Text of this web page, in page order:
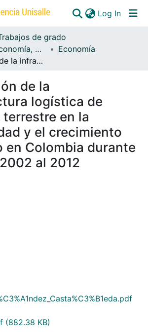
Log In
de grado
Facultad de Economía, Empresa y Desarrollo Sostenible - FEEDS
Economía
Participación de la infraestructura logística de transporte terrestre en la productividad y el crecimiento económico en Colombia durante el período 2002 al 2012
de la
logística de
en la
y el crecimiento
en Colombia durante
al 2012
(882.38 KB)